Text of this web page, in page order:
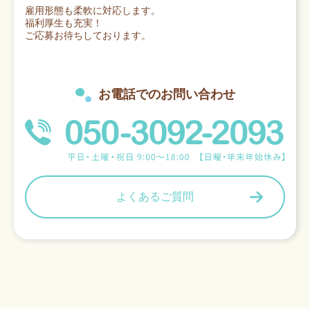
雇用形態も柔軟に対応します。
福利厚生も充実！
ご応募お待ちしております。
お電話でのお問い合わせ
よくあるご質問